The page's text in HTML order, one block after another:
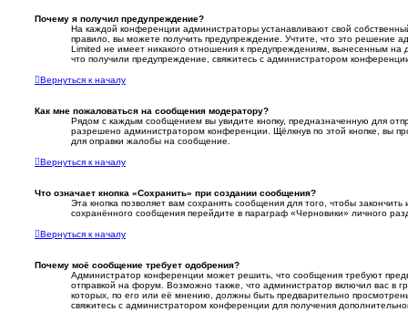
Почему я получил предупреждение?
На каждой конференции администраторы устанавливают свой
правило, вы можете получить предупреждение. Учтите, что это решение
Limited не имеет никакого отношения к предупреждениям, вынесенным
что получили предупреждение, свяжитесь с администратором
Вернуться к началу
Как мне пожаловаться на сообщения модератору?
Рядом с каждым сообщением вы увидите кнопку, предназначенную для
разрешено администратором конференции. Щёлкнув по этой кнопке, вы
для оправки жалобы на сообщение.
Вернуться к началу
Что означает кнопка «Сохранить» при создании сообщения?
Эта кнопка позволяет вам сохранять сообщения для того, чтобы закончить
сохранённого сообщения перейдите в параграф «Черновики» личного
Вернуться к началу
Почему моё сообщение требует одобрения?
Администратор конференции может решить, что сообщения требуют
отправкой на форум. Возможно также, что администратор включил вас в
которых, по его или её мнению, должны быть предварительно
свяжитесь с администратором конференции для получения